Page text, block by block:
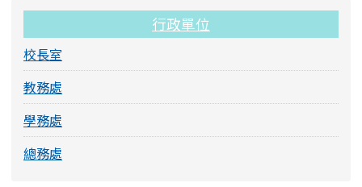
行政單位
校長室
教務處
學務處
總務處